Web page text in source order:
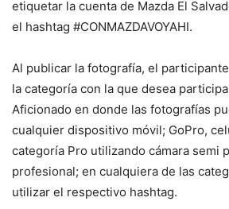
etiquetar la cuenta de Mazda El
el hashtag #CONMAZDAVOYAHI.
Al publicar la fotografía, el
la categoría con la que desea
Aficionado en donde las fotografías
cualquier dispositivo móvil; GoPro,
categoría Pro utilizando cámara semi
profesional; en cualquiera de las
utilizar el respectivo hashtag.